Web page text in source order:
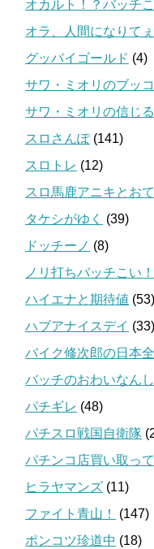
オカルト！？バッチこ
オラ、人間になりてぇ
グッバイゴールド (4)
サワ・ミオリのブッ
サワ・ミオリの信じ
スロさんぽ(141)
スロトレ (12)
スロ馬鹿アニキとおて
タケシがゆく
(39)
ドッチーノ (8)
ノリ打ちバッチこい！
ハイエナと期待値 (53)
ハブアナイスデイ (33)
バイク修次郎の日本
バッチのおわいなん
パチギレ (48)
パチスロ戦国自衛隊
パチンコ店買い取っ
ヒラヤマンズ (11)
ファイト青山！
(147)
ポンコツ珍道中 (18)